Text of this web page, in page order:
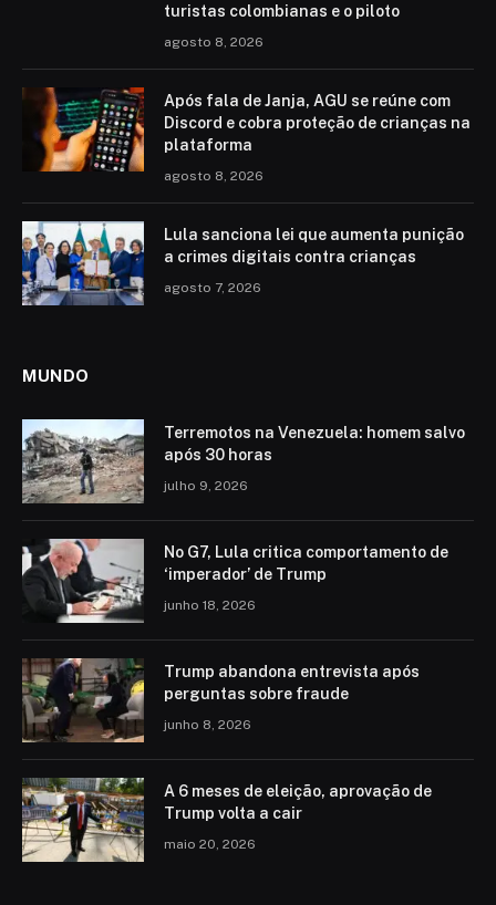
turistas colombianas e o piloto
agosto 8, 2026
Após fala de Janja, AGU se reúne com
Discord e cobra proteção de crianças na
plataforma
agosto 8, 2026
Lula sanciona lei que aumenta punição
a crimes digitais contra crianças
agosto 7, 2026
MUNDO
Terremotos na Venezuela: homem salvo
após 30 horas
julho 9, 2026
No G7, Lula critica comportamento de
‘imperador’ de Trump
junho 18, 2026
Trump abandona entrevista após
perguntas sobre fraude
junho 8, 2026
A 6 meses de eleição, aprovação de
Trump volta a cair
maio 20, 2026